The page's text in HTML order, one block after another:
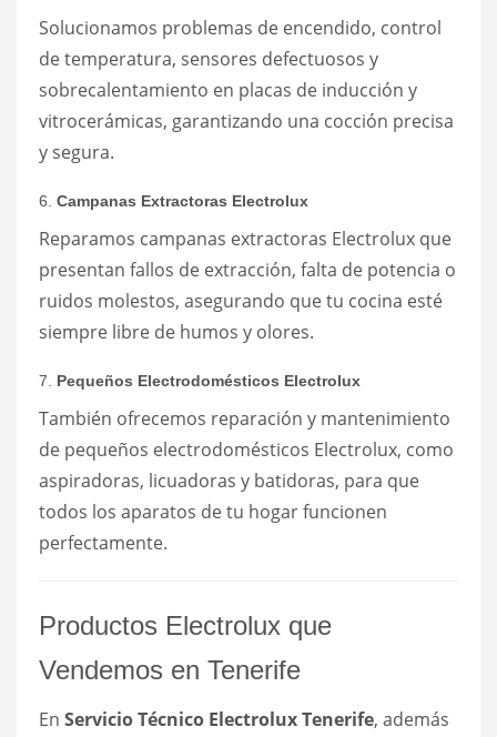
Solucionamos problemas de encendido, control
de temperatura, sensores defectuosos y
sobrecalentamiento en placas de inducción y
vitrocerámicas, garantizando una cocción precisa
y segura.
6. Campanas Extractoras Electrolux
Reparamos campanas extractoras Electrolux que
presentan fallos de extracción, falta de potencia o
ruidos molestos, asegurando que tu cocina esté
siempre libre de humos y olores.
7. Pequeños Electrodomésticos Electrolux
También ofrecemos reparación y mantenimiento
de pequeños electrodomésticos Electrolux, como
aspiradoras, licuadoras y batidoras, para que
todos los aparatos de tu hogar funcionen
perfectamente.
Productos Electrolux que
Vendemos en Tenerife
En Servicio Técnico Electrolux Tenerife, además